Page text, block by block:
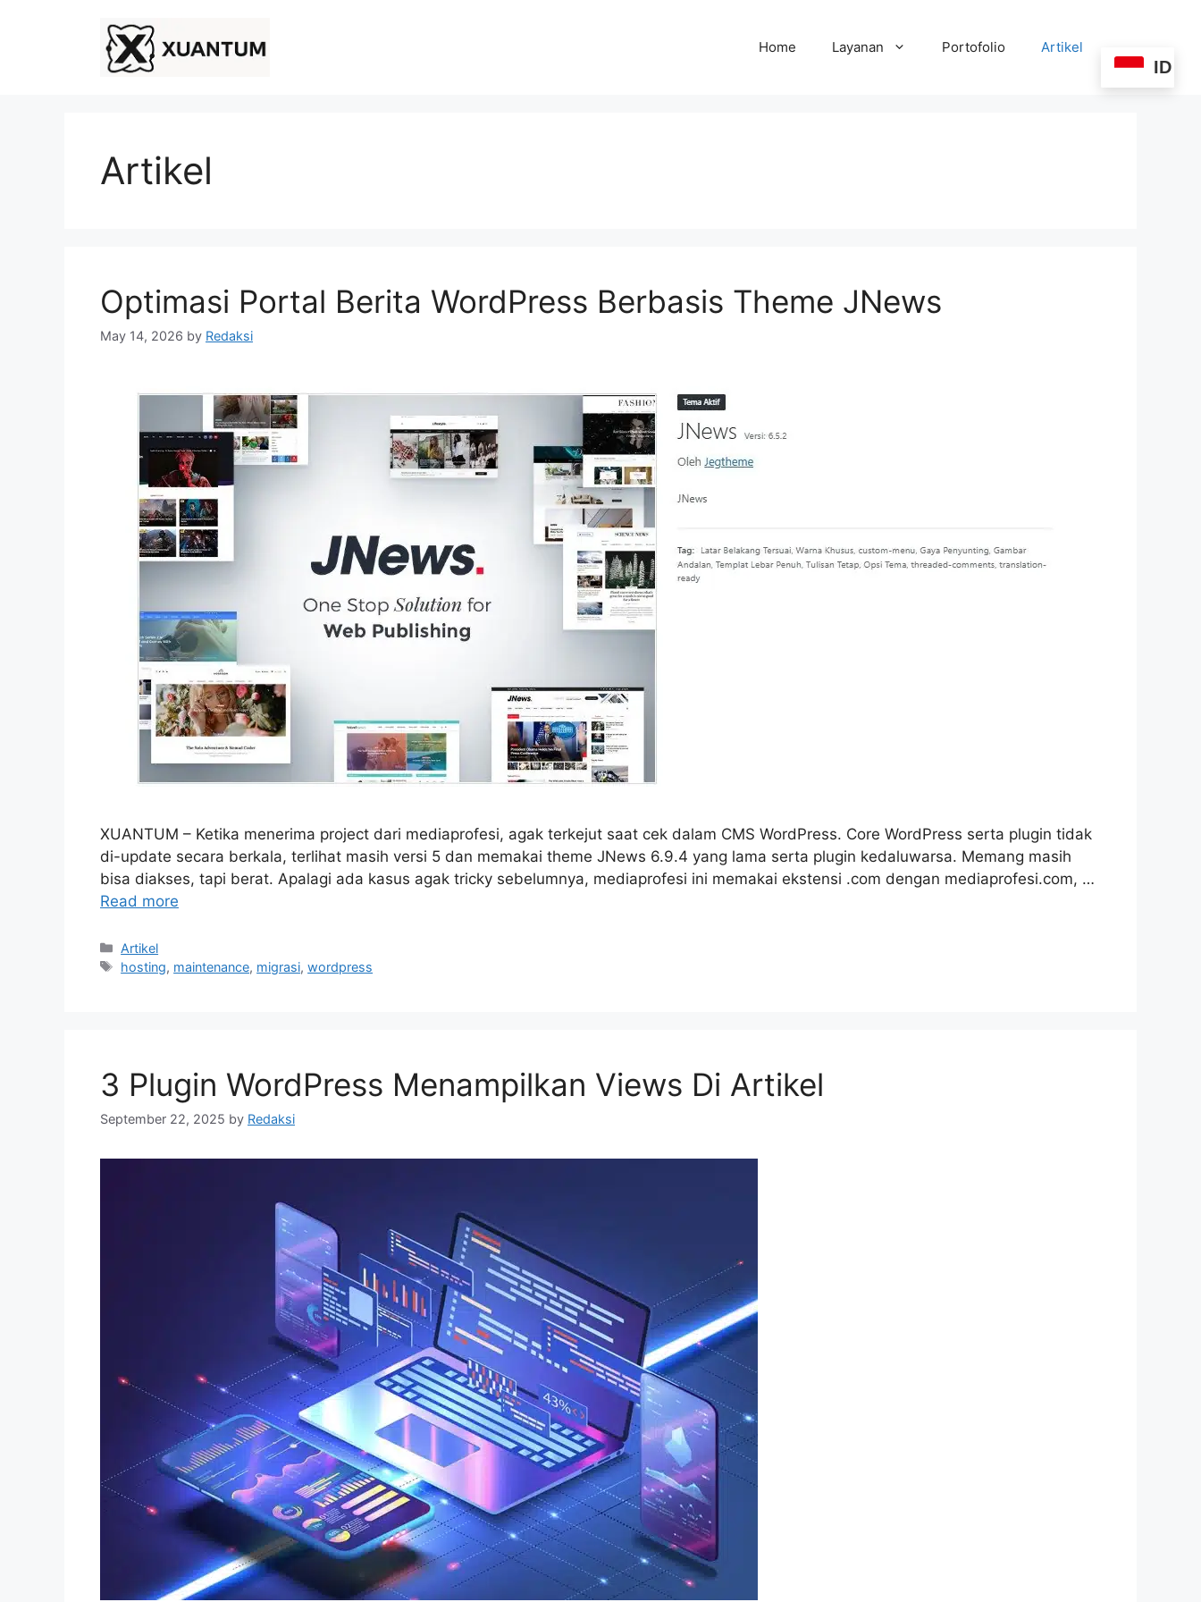
Home Layanan Portofolio Artikel
ID
Artikel
Optimasi Portal Berita WordPress Berbasis Theme JNews
May 14, 2026 by Redaksi
XUANTUM – Ketika menerima project dari mediaprofesi, agak terkejut saat cek dalam CMS WordPress. Core WordPress serta plugin tidak
di-update secara berkala, terlihat masih versi 5 dan memakai theme JNews 6.9.4 yang lama serta plugin kedaluwarsa. Memang masih
bisa diakses, tapi berat. Apalagi ada kasus agak tricky sebelumnya, mediaprofesi ini memakai ekstensi .com dengan mediaprofesi.com, …
Read more
Categories
Artikel
Tags
hosting, maintenance, migrasi,wordpress
3 Plugin WordPress Menampilkan Views Di Artikel
September 22, 2025 by Redaksi